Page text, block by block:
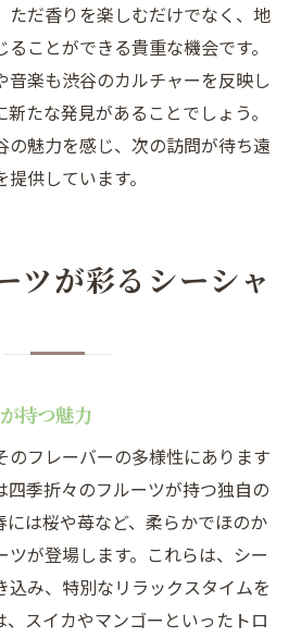
ただ香りを楽しむだけでなく、地
ことができる貴重な機会です。
音楽も渋谷のカルチャーを反映し
たな発見があることでしょう。
の魅力を感じ、次の訪問が待ち遠
供しています。
ツが彩るシーシャ
持つ魅力
のフレーバーの多様性にあります
四季折々のフルーツが持つ独自の
には桜や苺など、柔らかでほのか
ツが登場します。これらは、シー
込み、特別なリラックスタイムを
スイカやマンゴーといったトロ